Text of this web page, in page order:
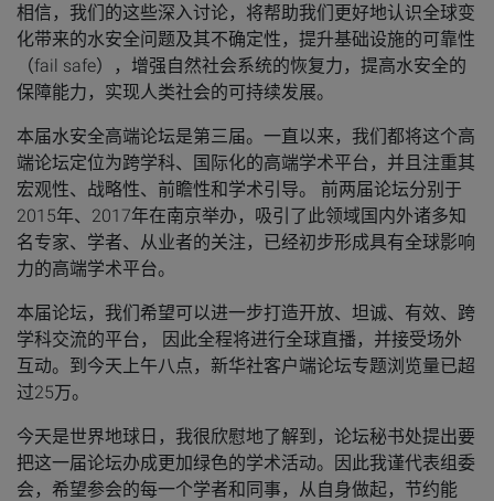
相信，我们的这些深入讨论，将帮助我们更好地认识全球变
化带来的水安全问题及其不确定性，提升基础设施的可靠性
（fail safe），增强自然社会系统的恢复力，提高水安全的
保障能力，实现人类社会的可持续发展。
本届水安全高端论坛是第三届。一直以来，我们都将这个高
端论坛定位为跨学科、国际化的高端学术平台，并且注重其
宏观性、战略性、前瞻性和学术引导。 前两届论坛分别于
2015年、2017年在南京举办，吸引了此领域国内外诸多知
名专家、学者、从业者的关注，已经初步形成具有全球影响
力的高端学术平台。
本届论坛，我们希望可以进一步打造开放、坦诚、有效、跨
学科交流的平台， 因此全程将进行全球直播，并接受场外
互动。到今天上午八点，新华社客户端论坛专题浏览量已超
过25万。
今天是世界地球日，我很欣慰地了解到，论坛秘书处提出要
把这一届论坛办成更加绿色的学术活动。因此我谨代表组委
会，希望参会的每一个学者和同事，从自身做起，节约能